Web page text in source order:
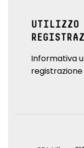
Informativa